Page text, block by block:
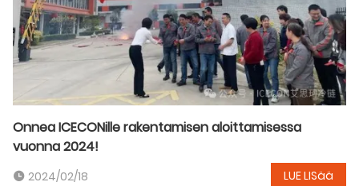
Onnea ICECONille rakentamisen aloittamisessa
vuonna 2024!
2024/02/18 LUE LISää